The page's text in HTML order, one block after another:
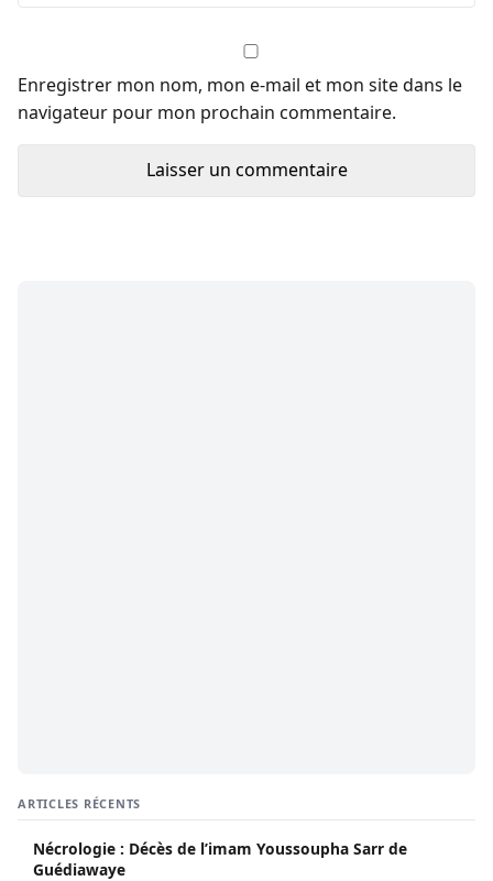
Enregistrer mon nom, mon e-mail et mon site dans le
navigateur pour mon prochain commentaire.
ARTICLES RÉCENTS
Nécrologie : Décès de l’imam Youssoupha Sarr de
Guédiawaye